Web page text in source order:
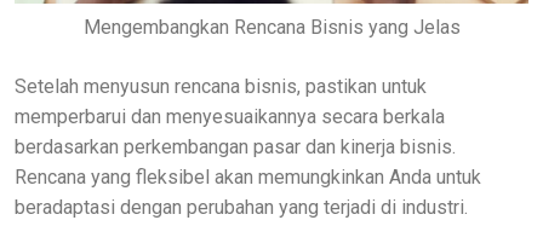
Mengembangkan Rencana Bisnis yang Jelas
Setelah menyusun rencana bisnis, pastikan untuk
memperbarui dan menyesuaikannya secara berkala
berdasarkan perkembangan pasar dan kinerja bisnis.
Rencana yang fleksibel akan memungkinkan Anda untuk
beradaptasi dengan perubahan yang terjadi di industri.